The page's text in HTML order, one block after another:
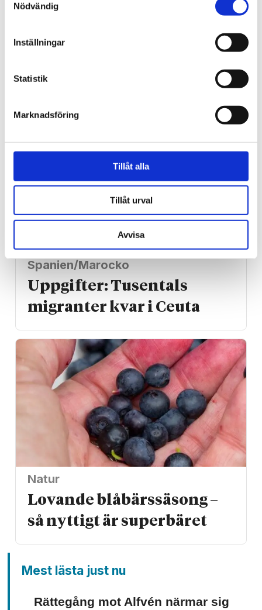
Nödvändig
Inställningar
Statistik
Marknadsföring
Tillåt alla
Tillåt urval
Avvisa
Nu ska kung Jesus lyftas i
Kungsan – detta väntar
Spanien/Marocko
Uppgifter: Tusentals
migranter kvar i Ceuta
Natur
Lovande blåbärssäsong –
så nyttigt är superbäret
Mest lästa just nu
Rättegång mot Alfvén närmar sig